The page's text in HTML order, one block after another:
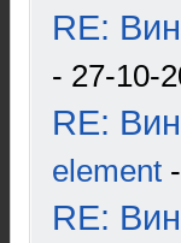
RE:
- 27-10-
RE:
element
RE: